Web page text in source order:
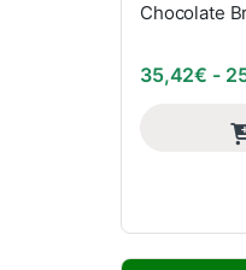
Chocolate
35,42€ -